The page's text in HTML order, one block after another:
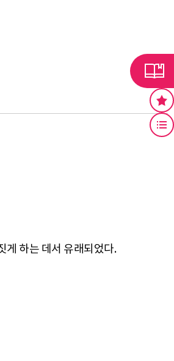
절고는 문묘제례악과 종묘제례악의 등가에 편성되는, 진고의 축소형처럼 생긴 북이다. 절고라는 명칭은 음악의 악절마다 북을 쳐서 음악의 구절을 짓게 하는 데서 유래되었다.